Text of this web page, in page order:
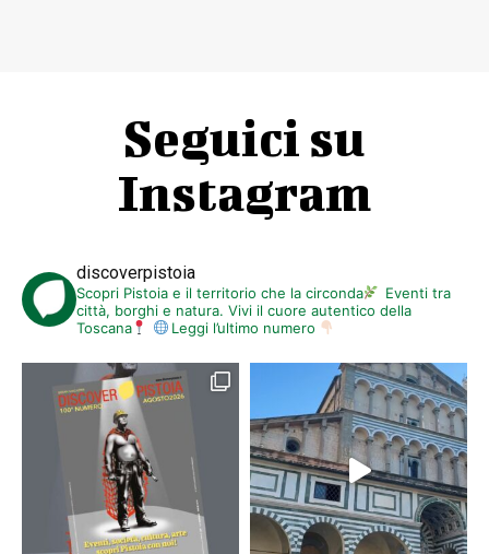
Seguici su
Instagram
discoverpistoia
Scopri Pistoia e il territorio che la circonda
Eventi tra
città, borghi e natura. Vivi il cuore autentico della
Toscana
Leggi l’ultimo numero